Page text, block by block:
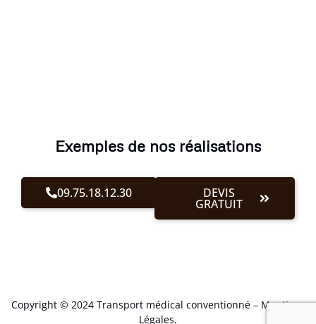
Exemples de nos réalisations
09.75.18.12.30 DEVIS
GRATUIT
Copyright © 2024 Transport médical conventionné – Mentions
Légales.